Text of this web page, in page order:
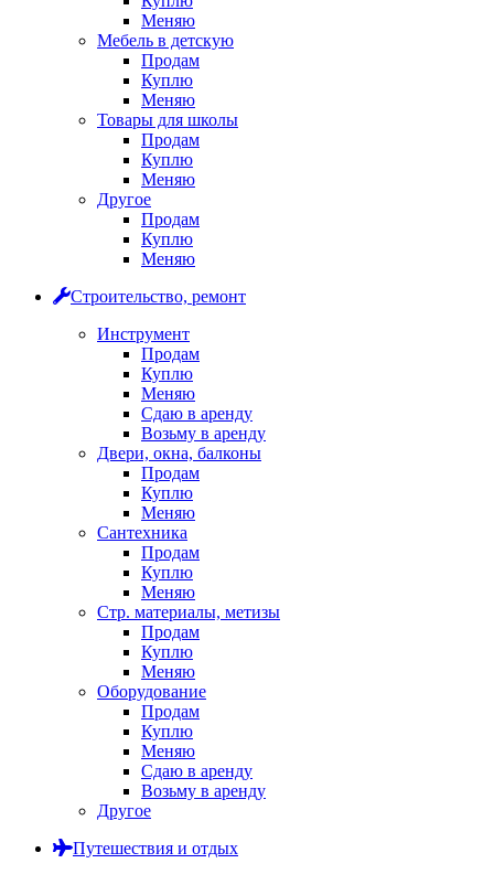
Меняю
Мебель в детскую
Продам
Куплю
Меняю
Товары для школы
Продам
Куплю
Меняю
Другое
Продам
Куплю
Меняю
Строительство, ремонт
Инструмент
Продам
Куплю
Меняю
Сдаю в аренду
Возьму в аренду
Двери, окна, балконы
Продам
Куплю
Меняю
Сантехника
Продам
Куплю
Меняю
Стр. материалы, метизы
Продам
Куплю
Меняю
Оборудование
Продам
Куплю
Меняю
Сдаю в аренду
Возьму в аренду
Другое
Путешествия и отдых